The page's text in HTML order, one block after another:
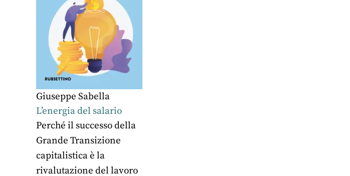
Giuseppe Sabella
L’energia del salario
Perché il successo della
Grande Transizione
capitalistica è la
rivalutazione del lavoro